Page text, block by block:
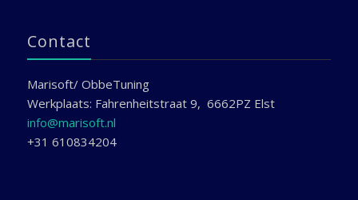
Contact
Marisoft/ ObbeTuning
Werkplaats: Fahrenheitstraat 9, 6662PZ Elst
info@marisoft.nl
+31 610834204